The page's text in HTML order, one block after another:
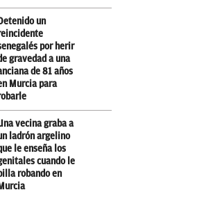
Detenido un
por herir
gravedad a una
de 81 años
Murcia para
vecina graba a
ladrón argelino
le enseña los
cuando le
robando en
Murcia